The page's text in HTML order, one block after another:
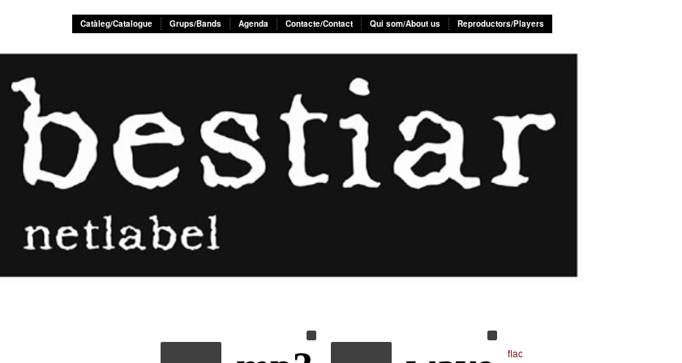
Catàleg/Catalogue Grups/Bands Agenda Contacte/Contact Qui som/About us Reproductors/Players
flac